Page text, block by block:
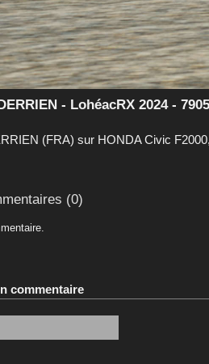
- LohéacRX 2024 - 7905
(FRA) sur HONDA Civic
(0)
commentaire